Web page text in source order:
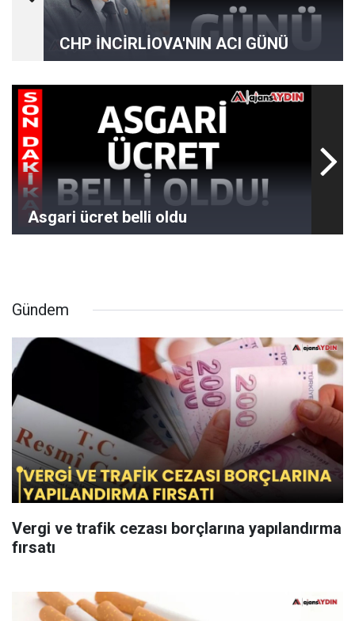
CHP İNCİRLİOVA'NIN ACI GÜNÜ
Asgari ücret belli oldu
Gündem
Vergi ve trafik cezası borçlarına yapılandırma
fırsatı